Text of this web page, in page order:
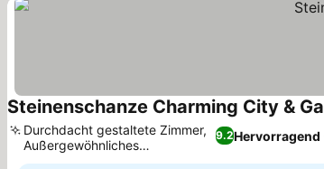
Steinenschanze Charming City &
9.2Hervorragend
Durchdacht gestaltete Zimmer,
Außergewöhnliches
Frühstücksbuffet